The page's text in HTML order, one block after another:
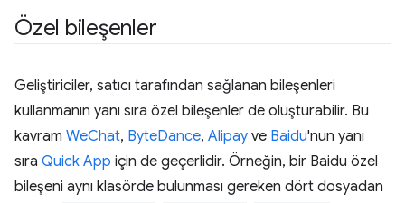
Özel bileşenler
Geliştiriciler, satıcı tarafından sağlanan bileşenleri
kullanmanın yanı sıra özel bileşenler de oluşturabilir. Bu
kavram WeChat, ByteDance, Alipay ve Baidu'nun yanı
sıra Quick App için de geçerlidir. Örneğin, bir Baidu özel
bileşeni aynı klasörde bulunması gereken dört dosyadan